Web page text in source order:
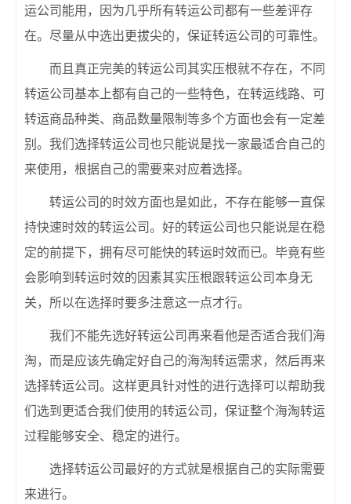
运公司能用，因为几乎所有转运公司都有一些差评存
在。尽量从中选出更拔尖的，保证转运公司的可靠性。
而且真正完美的转运公司其实压根就不存在，不同
转运公司基本上都有自己的一些特色，在转运线路、可
转运商品种类、商品数量限制等多个方面也会有一定差
别。我们选择转运公司也只能说是找一家最适合自己的
来使用，根据自己的需要来对应着选择。
转运公司的时效方面也是如此，不存在能够一直保
持快速时效的转运公司。好的转运公司也只能说是在稳
定的前提下，拥有尽可能快的转运时效而已。毕竟有些
会影响到转运时效的因素其实压根跟转运公司本身无
关，所以在选择时要多注意这一点才行。
我们不能先选好转运公司再来看他是否适合我们海
淘，而是应该先确定好自己的海淘转运需求，然后再来
选择转运公司。这样更具针对性的进行选择可以帮助我
们选到更适合我们使用的转运公司，保证整个海淘转运
过程能够安全、稳定的进行。
选择转运公司最好的方式就是根据自己的实际需要
来进行。